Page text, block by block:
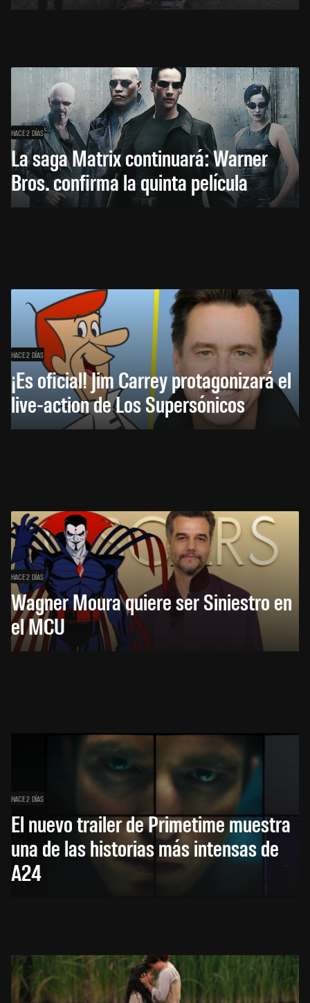
HACE 2 DÍAS
La saga Matrix continuará: Warner
Bros. confirma la quinta película
HACE 2 DÍAS
¡Es oficial! Jim Carrey protagonizará el
live-action de Los Supersónicos
HACE 2 DÍAS
Wagner Moura quiere ser Siniestro en
el MCU
HACE 2 DÍAS
El nuevo trailer de Primetime muestra
una de las historias más intensas de
A24